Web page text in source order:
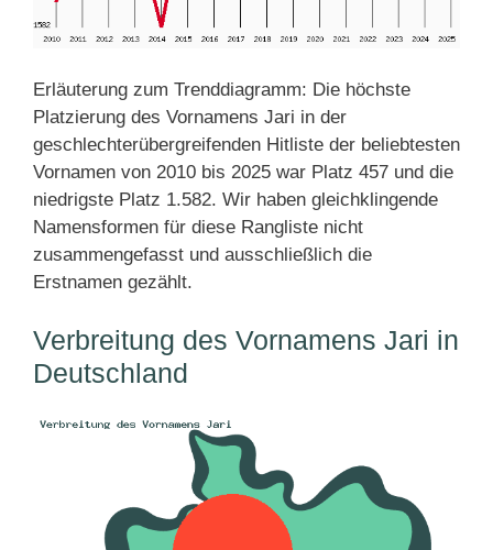
Erläuterung zum Trenddiagramm: Die höchste
Platzierung des Vornamens Jari in der
geschlechterübergreifenden Hitliste der beliebtesten
Vornamen von 2010 bis 2025 war Platz 457 und die
niedrigste Platz 1.582. Wir haben gleichklingende
Namensformen für diese Rangliste nicht
zusammengefasst und ausschließlich die
Erstnamen gezählt.
Verbreitung des Vornamens Jari in
Deutschland